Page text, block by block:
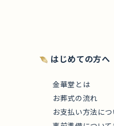
はじめての方へ
金華堂とは
お葬式の流れ
お支払い方法につ